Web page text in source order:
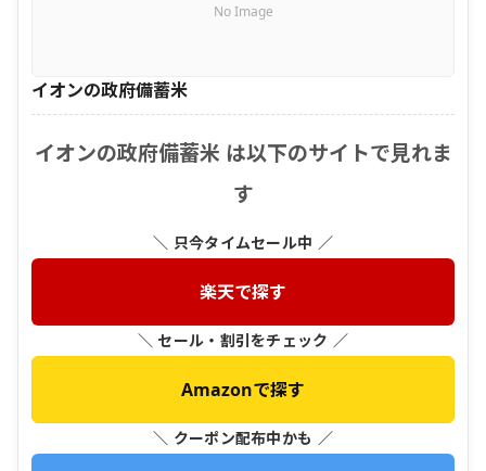
No Image
イオンの政府備蓄米
イオンの政府備蓄米 は以下のサイトで見れま
す
＼ 只今タイムセール中 ／
楽天で探す
＼ セール・割引をチェック ／
Amazonで探す
＼ クーポン配布中かも ／